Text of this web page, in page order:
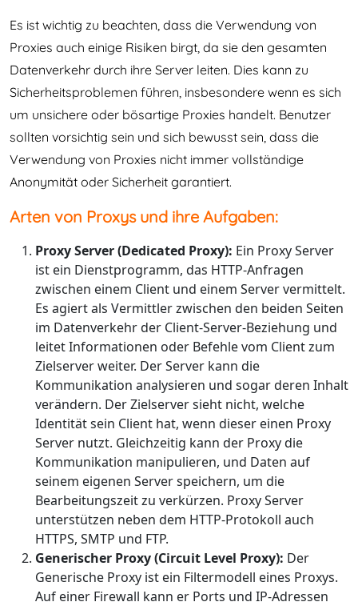
Es ist wichtig zu beachten, dass die Verwendung von
Proxies auch einige Risiken birgt, da sie den gesamten
Datenverkehr durch ihre Server leiten. Dies kann zu
Sicherheitsproblemen führen, insbesondere wenn es sich
um unsichere oder bösartige Proxies handelt. Benutzer
sollten vorsichtig sein und sich bewusst sein, dass die
Verwendung von Proxies nicht immer vollständige
Anonymität oder Sicherheit garantiert.
Arten von Proxys und ihre Aufgaben:
Proxy Server (Dedicated Proxy): Ein Proxy Server
ist ein Dienstprogramm, das HTTP-Anfragen
zwischen einem Client und einem Server vermittelt.
Es agiert als Vermittler zwischen den beiden Seiten
im Datenverkehr der Client-Server-Beziehung und
leitet Informationen oder Befehle vom Client zum
Zielserver weiter. Der Server kann die
Kommunikation analysieren und sogar deren Inhalt
verändern. Der Zielserver sieht nicht, welche
Identität sein Client hat, wenn dieser einen Proxy
Server nutzt. Gleichzeitig kann der Proxy die
Kommunikation manipulieren, und Daten auf
seinem eigenen Server speichern, um die
Bearbeitungszeit zu verkürzen. Proxy Server
unterstützen neben dem HTTP-Protokoll auch
HTTPS, SMTP und FTP.
Generischer Proxy (Circuit Level Proxy): Der
Generische Proxy ist ein Filtermodell eines Proxys.
Auf einer Firewall kann er Ports und IP-Adressen